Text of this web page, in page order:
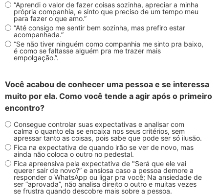
“Aprendi o valor de fazer coisas sozinha, apreciar a minha
própria companhia, e sinto que preciso de um tempo meu
para fazer o que amo.”
“Até consigo me sentir bem sozinha, mas prefiro estar
acompanhada.”
“Se não tiver ninguém como companhia me sinto pra baixo,
é como se faltasse alguém pra me trazer mais
empolgação.”.
Você acabou de conhecer uma pessoa e se interessa
muito por ela. Como você tende a agir após o primeiro
encontro?
Consegue controlar suas expectativas e analisar com
calma o quanto ela se encaixa nos seus critérios, sem
apressar tanto as coisas, pois sabe que pode ser só ilusão.
Fica na expectativa de quando irão se ver de novo, mas
ainda não coloca o outro no pedestal.
Fica apreensiva pela expectativa de "Será que ele vai
querer sair de novo?” e ansiosa caso a pessoa demore a
responder o WhatsApp ou ligar pra você; Na ansiedade de
ser “aprovada”, não analisa direito o outro e muitas vezes
se frustra quando descobre mais sobre a pessoa.